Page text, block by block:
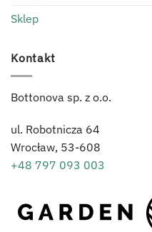
Sklep
Kontakt
Bottonova sp. z o.o.
ul. Robotnicza 64
Wrocław, 53-608
+48 797 093 003